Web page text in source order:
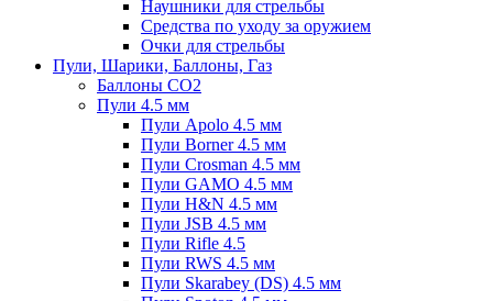
Наушники для стрельбы
Средства по уходу за оружием
Очки для стрельбы
Пули, Шарики, Баллоны, Газ
Баллоны CO2
Пули 4.5 мм
Пули Apolo 4.5 мм
Пули Borner 4.5 мм
Пули Crosman 4.5 мм
Пули GAMO 4.5 мм
Пули H&N 4.5 мм
Пули JSB 4.5 мм
Пули Rifle 4.5
Пули RWS 4.5 мм
Пули Skarabey (DS) 4.5 мм